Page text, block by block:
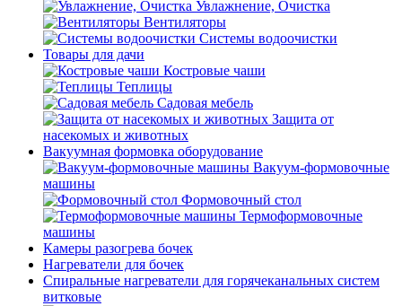
Увлажнение, Очистка
Вентиляторы
Системы водоочистки
Товары для дачи
Костровые чаши
Теплицы
Садовая мебель
Защита от
насекомых и животных
Вакуумная формовка оборудование
Вакуум-формовочные
машины
Формовочный стол
Термоформовочные
машины
Камеры разогрева бочек
Нагреватели для бочек
Спиральные нагреватели для горячеканальных систем
витковые